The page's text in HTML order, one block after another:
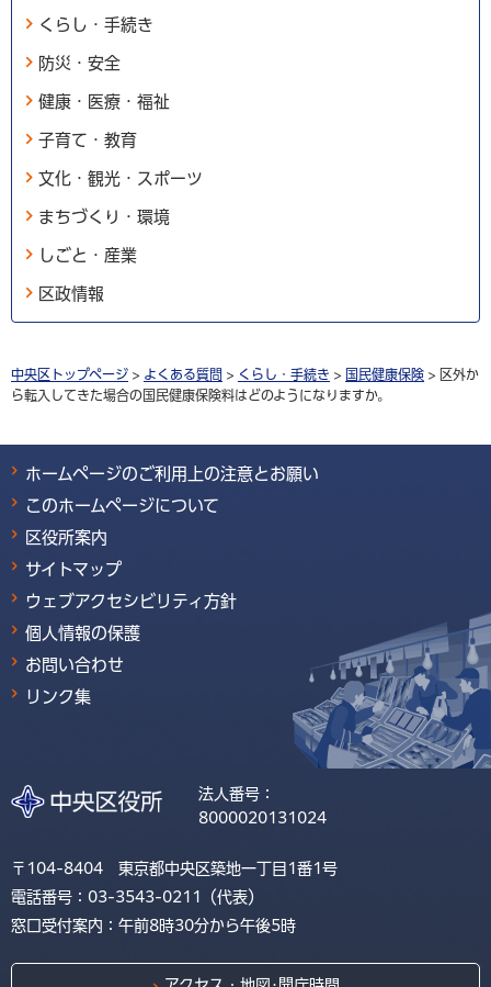
くらし・手続き
防災・安全
健康・医療・福祉
子育て・教育
文化・観光・スポーツ
まちづくり・環境
しごと・産業
区政情報
中央区トップページ > よくある質問 > くらし・手続き > 国民健康保険 > 区外か
ら転入してきた場合の国民健康保険料はどのようになりますか。
ホームページのご利用上の注意とお願い
このホームページについて
区役所案内
サイトマップ
ウェブアクセシビリティ方針
個人情報の保護
お問い合わせ
リンク集
法人番号：
8000020131024
〒104-8404 東京都中央区築地一丁目1番1号
電話番号：03-3543-0211（代表）
窓口受付案内：午前8時30分から午後5時